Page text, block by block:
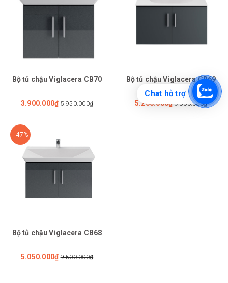
Bộ tủ chậu Viglacera CB70
3.900.000₫ 5.950.000₫
Bộ tủ chậu Viglacera CB69
5.200.000₫ 9.800.000₫
- 47%
Bộ tủ chậu Viglacera CB68
5.050.000₫ 9.500.000₫
Chat hỗ trợ